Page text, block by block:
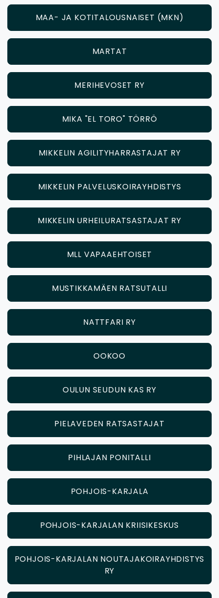
MAA- JA KOTITALOUSNAISET (MKN)
MARTAT
MERIHEVOSET RY
MIKA "EL TORO" TÖRRÖ
MIKKELIN AGILITYHARRASTAJAT RY
MIKKELIN PALVELUSKOIRAYHDISTYS
MIKKELIN URHEILURATSASTAJAT RY
MLL VAPAAEHTOISET
MUSTIKKAMÄEN RATSUTALLI
NATTFARI RY
OOKOO
OULUN SEUDUN KAS RY
PIELAVEDEN RATSASTAJAT
PIHLAJAN PONITALLI
POHJOIS-KARJALA
POHJOIS-KARJALAN KRIISIKESKUS
POHJOIS-KARJALAN NOUTAJAKOIRAYHDISTYS
RY